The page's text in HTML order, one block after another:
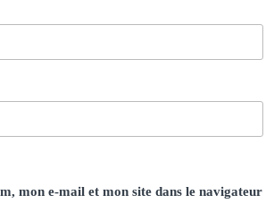
mon e-mail et mon site dans le navigateur